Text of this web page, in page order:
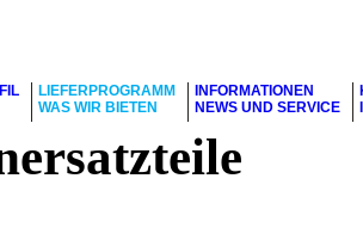
LIEFERPROGRAMM
WAS WIR BIETEN
INFORMATIONEN
NEWS UND SERVICE